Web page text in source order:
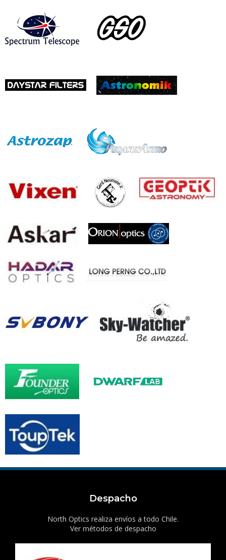
Despacho
North Optics realiza envíos a todo Chile.
Ver métodos de despacho